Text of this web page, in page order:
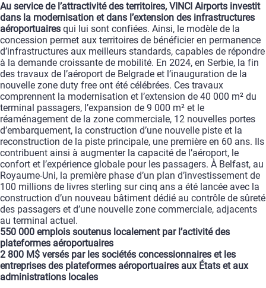
Au service de l’attractivité des territoires, VINCI Airports investit
dans la modernisation et dans l’extension des infrastructures
aéroportuaires qui lui sont confiées. Ainsi, le modèle de la
concession permet aux territoires de bénéficier en permanence
d’infrastructures aux meilleurs standards, capables de répondre
à la demande croissante de mobilité. En 2024, en Serbie, la fin
des travaux de l’aéroport de Belgrade et l’inauguration de la
nouvelle zone duty free ont été célébrées. Ces travaux
comprennent la modernisation et l’extension de 40 000 m² du
terminal passagers, l’expansion de 9 000 m² et le
réaménagement de la zone commerciale, 12 nouvelles portes
d’embarquement, la construction d’une nouvelle piste et la
reconstruction de la piste principale, une première en 60 ans. Ils
contribuent ainsi à augmenter la capacité de l’aéroport, le
confort et l’expérience globale pour les passagers. À Belfast, au
Royaume-Uni, la première phase d’un plan d’investissement de
100 millions de livres sterling sur cinq ans a été lancée avec la
construction d’un nouveau bâtiment dédié au contrôle de sûreté
des passagers et d’une nouvelle zone commerciale, adjacents
au terminal actuel.
550 000 emplois soutenus localement par l’activité des
plateformes aéroportuaires
2 800 M$ versés par les sociétés concessionnaires et les
entreprises des plateformes aéroportuaires aux États et aux
administrations locales